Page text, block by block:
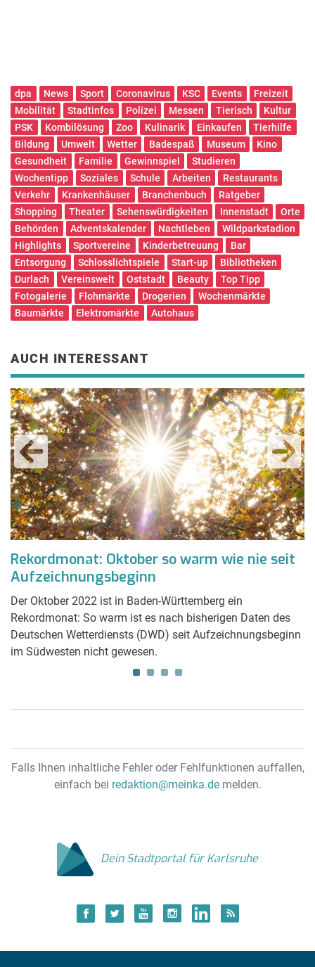
dpa News Sport Coronavirus KSC Events
Freizeit
Mobilität
Stadtinfos Polizei Messen Tierisch
Kultur
PSK
Kombilösung Zoo Kulinarik Einkaufen
Tierhilfe
Bildung
Umwelt Wetter Badespaß Museum
Kino
Gesundheit
Familie Gewinnspiel
Studieren
Wochentipp
Soziales Schule Arbeiten
Restaurants
Verkehr
Krankenhäuser Branchenbuch
Ratgeber
Shopping
Theater Sehenswürdigkeiten Innenstadt
Orte
Behörden
Adventskalender Nachtleben
Wildparkstadion
Highlights
Sportvereine Kinderbetreuung
Bar
Entsorgung
Schlosslichtspiele Start-up
Bibliotheken
Durlach
Vereinswelt Oststadt Beauty
Top Tipp
Fotogalerie
Flohmärkte Drogerien
Wochenmärkte
Baumärkte
Elektromärkte Autohaus
AUCH INTERESSANT
Rekordmonat: Oktober so warm wie nie seit
Aufzeichnungsbeginn
Der Oktober 2022 ist in Baden-Württemberg ein
Rekordmonat: So warm ist es nach bisherigen Daten des
Deutschen Wetterdiensts (DWD) seit Aufzeichnungsbeginn
im Südwesten nicht gewesen.
Falls Ihnen inhaltliche Fehler oder Fehlfunktionen auffallen,
einfach bei redaktion@meinka.demelden.
Dein Stadtportal für Karlsruhe